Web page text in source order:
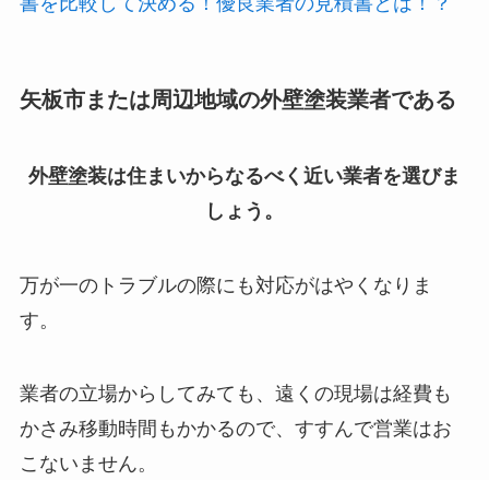
矢板市または周辺地域の外壁塗装業者である
外壁塗装は住まいからなるべく近い業者を選びま
しょう。
万が一のトラブルの際にも対応がはやくなりま
す。
業者の立場からしてみても、遠くの現場は経費も
かさみ移動時間もかかるので、すすんで営業はお
こないません。